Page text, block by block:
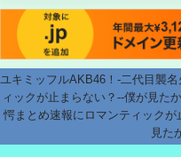
ユキミッフルAKB46！-二代目襲
ィックが止まらない？--僕が見た
愕まとめ速報にロマンティック
見た